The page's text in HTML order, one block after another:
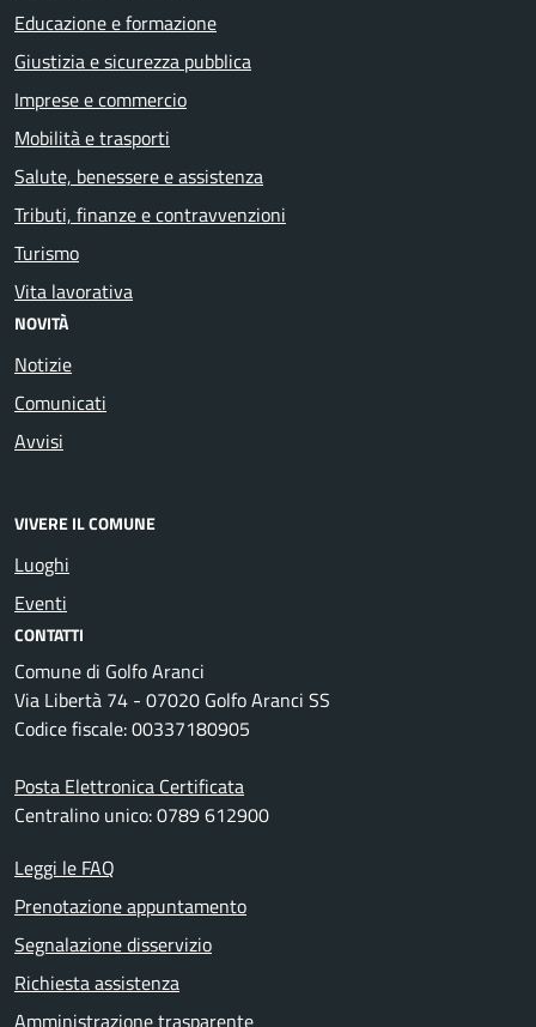
Educazione e formazione
Giustizia e sicurezza pubblica
Imprese e commercio
Mobilità e trasporti
Salute, benessere e assistenza
Tributi, finanze e contravvenzioni
Turismo
Vita lavorativa
NOVITÀ
Notizie
Comunicati
Avvisi
VIVERE IL COMUNE
Luoghi
Eventi
CONTATTI
Comune di Golfo Aranci
Via Libertà 74 - 07020 Golfo Aranci SS
Codice fiscale: 00337180905
Posta Elettronica Certificata
Centralino unico: 0789 612900
Leggi le FAQ
Prenotazione appuntamento
Segnalazione disservizio
Richiesta assistenza
Amministrazione trasparente